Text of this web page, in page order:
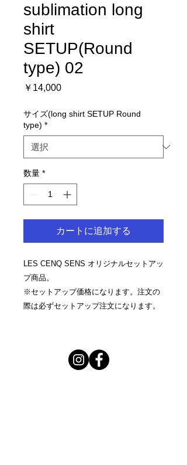
sublimation long
shirt
SETUP(Round
type) 02
￥14,000価
サイズ(long shirt SETUP Round
type) *
数量 *
カートに追加する
LES CENQ SENS オリジナルセットアッ
プ商品。
※セットアップ価格になります。注文の
際は必ずセットアップ注文になります。